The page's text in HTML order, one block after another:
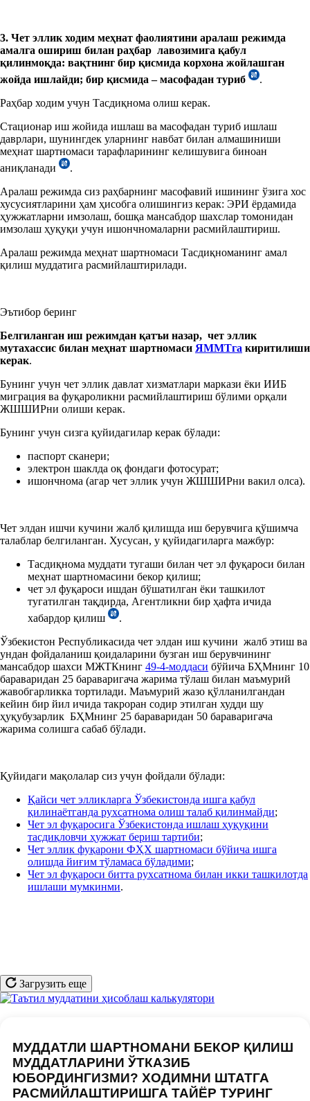
3. Чет эллик ходим меҳнат фаолиятини аралаш режимда
амалга ошириш билан раҳбар лавозимига қабул
қилинмоқда: вақтнинг бир қисмида корхона жойлашган
жойда ишлайди; бир қисмида – масофадан туриб
.
Раҳбар ходим учун Тасдиқнома олиш керак.
Стационар иш жойида ишлаш ва масофадан туриб ишлаш
даврлари, шунингдек уларнинг навбат билан алмашиниши
меҳнат шартномаси тарафларининг келишувига биноан
аниқланади
.
Аралаш режимда сиз раҳбарнинг масофавий ишининг ўзига хос
хусусиятларини ҳам ҳисобга олишингиз керак: ЭРИ ёрдамида
ҳужжатларни имзолаш, бошқа мансабдор шахслар томонидан
имзолаш ҳуқуқи учун ишончномаларни расмийлаштириш.
Аралаш режимда меҳнат шартномаси Тасдиқноманинг амал
қилиш муддатига расмийлаштирилади.
Эътибор беринг
Белгиланган иш режимдан қатъи назар, чет эллик
мутахассис билан меҳнат шартномаси ЯММТга киритилиши
керак.
Бунинг учун чет эллик давлат хизматлари маркази ёки ИИБ
миграция ва фуқароликни расмийлаштириш бўлими орқали
ЖШШИРни олиши керак.
Бунинг учун сизга қуйидагилар керак бўлади:
паспорт сканери;
электрон шаклда оқ фондаги фотосурат;
ишончнома (агар чет эллик учун ЖШШИРни вакил олса).
Чет элдан ишчи кучини жалб қилишда иш берувчига қўшимча
талаблар белгиланган. Хусусан, у қуйидагиларга мажбур:
Тасдиқнома муддати тугаши билан чет эл фуқароси билан
меҳнат шартномасини бекор қилиш;
чет эл фуқароси ишдан бўшатилган ёки ташкилот
тугатилган тақдирда, Агентликни бир ҳафта ичида
хабардор қилиш
.
Ўзбекистон Республикасида чет элдан иш кучини жалб этиш ва
ундан фойдаланиш қоидаларини бузган иш берувчининг
мансабдор шахси МЖТКнинг 49-4-моддаси бўйича БҲМнинг 10
бараваридан 25 бараваригача жарима тўлаш билан маъмурий
жавобгарликка тортилади. Маъмурий жазо қўлланилгандан
кейин бир йил ичида такроран содир этилган худди шу
ҳуқубузарлик БҲМнинг 25 бараваридан 50 бараваригача
жарима солишга сабаб бўлади.
Қуйидаги мақолалар сиз учун фойдали бўлади:
Қайси чет элликларга Ўзбекистонда ишга қабул
қилинаётганда рухсатнома олиш талаб қилинмайди;
Чет эл фуқаросига Ўзбекистонда ишлаш ҳуқуқини
тасдиқловчи ҳужжат бериш тартиби;
Чет эллик фуқарони ФҲХ шартномаси бўйича ишга
олишда йиғим тўламаса бўладими;
Чет эл фуқароси битта рухсатнома билан икки ташкилотда
ишлаши мумкинми.
Загрузить еще
МУДДАТЛИ ШАРТНОМАНИ БЕКОР ҚИЛИШ
МУДДАТЛАРИНИ ЎТКАЗИБ
ЮБОРДИНГИЗМИ? ХОДИМНИ ШТАТГА
РАСМИЙЛАШТИРИШГА ТАЙЁР ТУРИНГ